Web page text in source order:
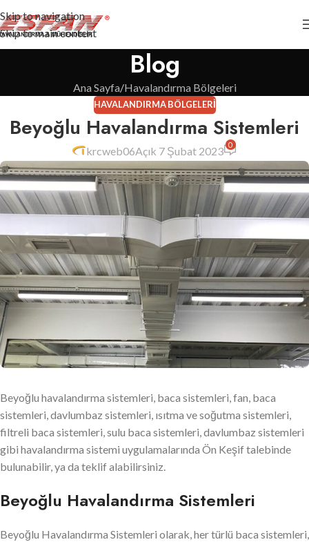
Skip to navigation
Skip to main content
Blog
Ana Sayfa Havalandırma Bölgeleri
HAVALANDIRMA BÖLGELERI
Beyoğlu Havalandırma Sistemleri
krcweb06Açık 7 Şubat 2023 0
Beyoğlu havalandırma sistemleri, baca sistemleri, fan, baca
sistemleri, davlumbaz sistemleri, ısıtma ve soğutma sistemleri,
filtreli baca sistemleri, sulu baca sistemleri, davlumbaz sistemleri
gibi havalandırma sistemi uygulamalarında Ön Keşif talebinde
bulunabilir, ya da teklif alabilirsiniz.
Beyoğlu Havalandırma Sistemleri
Beyoğlu Havalandırma Sistemleri olarak, her türlü baca sistemleri,